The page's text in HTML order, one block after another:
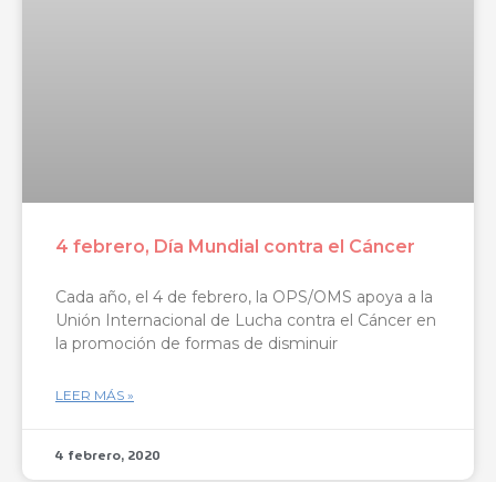
4 febrero, Día Mundial contra el Cáncer
Cada año, el 4 de febrero, la OPS/OMS apoya a la
Unión Internacional de Lucha contra el Cáncer en
la promoción de formas de disminuir
LEER MÁS »
4 febrero, 2020